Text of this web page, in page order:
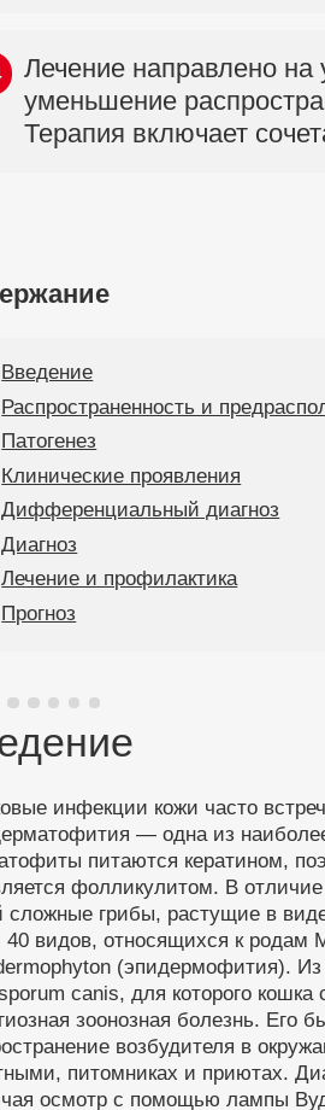
Лечение направлено на
уменьшение
Терапия включает
Введение
Распространенность и
Патогенез
Клинические проявления
Дифференциальный диагноз
Диагноз
Лечение и профилактика
Прогноз
инфекции кожи часто
— одна из
питаются кератином,
фолликулитом. В
сложные грибы, растущие в
40 видов, относящихся к родам
(эпидермофития).
canis, для которого
зоонозная болезнь. Его
возбудителя в
питомниках и приютах.
осмотр с помощью лампы